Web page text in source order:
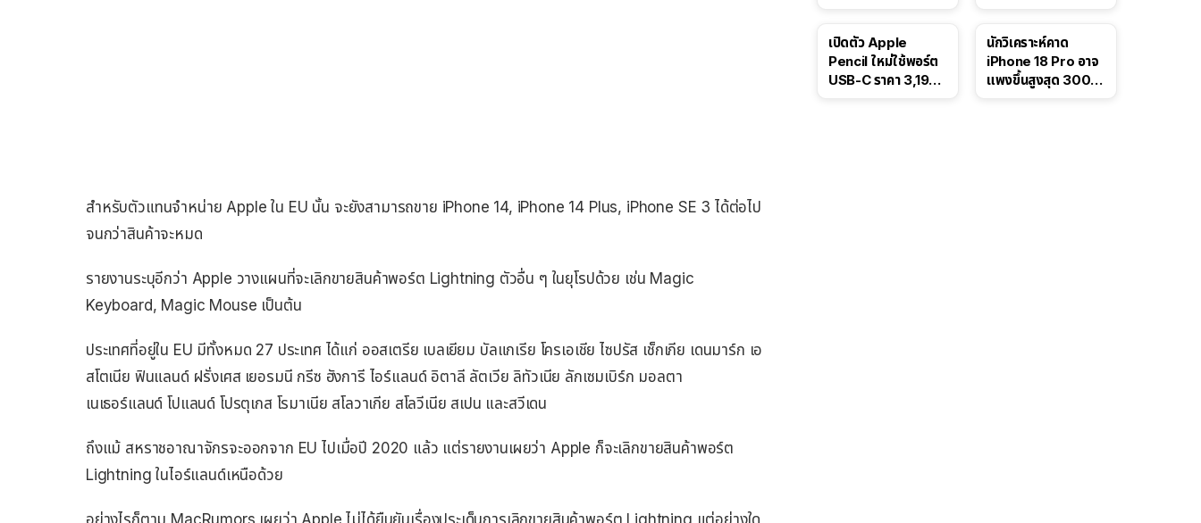
สำหรับตัวแทนจำหน่าย Apple ใน EU นั้น จะยังสามารถขาย iPhone 14, iPhone 14 Plus, iPhone SE 3 ได้ต่อไป
จนกว่าสินค้าจะหมด
รายงานระบุอีกว่า Apple วางแผนที่จะเลิกขายสินค้าพอร์ต Lightning ตัวอื่น ๆ ในยุโรปด้วย เช่น Magic
Keyboard, Magic Mouse เป็นต้น
ประเทศที่อยู่ใน EU มีทั้งหมด 27 ประเทศ ได้แก่ ออสเตรีย เบลเยียม บัลแกเรีย โครเอเชีย ไซปรัส เช็กเกีย เดนมาร์ก เอ
สโตเนีย ฟินแลนด์ ฝรั่งเศส เยอรมนี กรีซ ฮังการี ไอร์แลนด์ อิตาลี ลัตเวีย ลิทัวเนีย ลักเซมเบิร์ก มอลตา
เนเธอร์แลนด์ โปแลนด์ โปรตุเกส โรมาเนีย สโลวาเกีย สโลวีเนีย สเปน และสวีเดน
ถึงแม้ สหราชอาณาจักรจะออกจาก EU ไปเมื่อปี 2020 แล้ว แต่รายงานเผยว่า Apple ก็จะเลิกขายสินค้าพอร์ต
Lightning ในไอร์แลนด์เหนือด้วย
อย่างไรก็ตาม MacRumors เผยว่า Apple ไม่ได้ยืนยันเรื่องประเด็นการเลิกขายสินค้าพอร์ต Lightning แต่อย่างใด
เปิดตัว Apple
Pencil ใหม่ใช้พอร์ต
USB-C ราคา 3,190
นักวิเคราะห์คาด
iPhone 18 Pro อาจ
แพงขึ้นสูงสุด 300